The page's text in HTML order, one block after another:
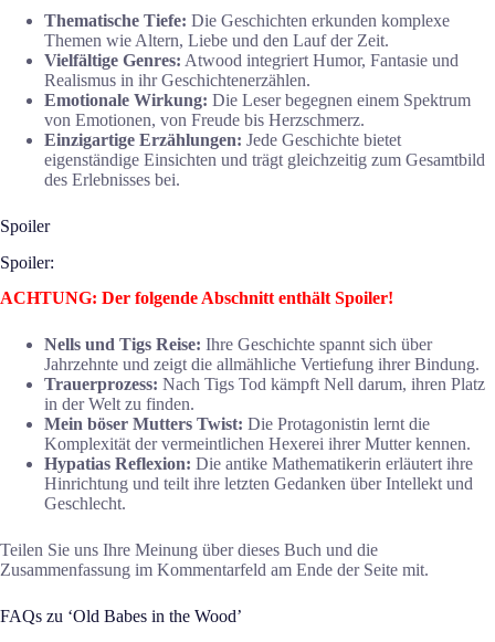
Thematische Tiefe: Die Geschichten erkunden komplexe
Themen wie Altern, Liebe und den Lauf der Zeit.
Vielfältige Genres: Atwood integriert Humor, Fantasie und
Realismus in ihr Geschichtenerzählen.
Emotionale Wirkung: Die Leser begegnen einem Spektrum
von Emotionen, von Freude bis Herzschmerz.
Einzigartige Erzählungen: Jede Geschichte bietet
eigenständige Einsichten und trägt gleichzeitig zum Gesamtbild
des Erlebnisses bei.
Spoiler
Spoiler:
ACHTUNG: Der folgende Abschnitt enthält Spoiler!
Nells und Tigs Reise: Ihre Geschichte spannt sich über
Jahrzehnte und zeigt die allmähliche Vertiefung ihrer Bindung.
Trauerprozess: Nach Tigs Tod kämpft Nell darum, ihren Platz
in der Welt zu finden.
Mein böser Mutters Twist: Die Protagonistin lernt die
Komplexität der vermeintlichen Hexerei ihrer Mutter kennen.
Hypatias Reflexion: Die antike Mathematikerin erläutert ihre
Hinrichtung und teilt ihre letzten Gedanken über Intellekt und
Geschlecht.
Teilen Sie uns Ihre Meinung über dieses Buch und die
Zusammenfassung im Kommentarfeld am Ende der Seite mit.
FAQs zu ‘Old Babes in the Wood’